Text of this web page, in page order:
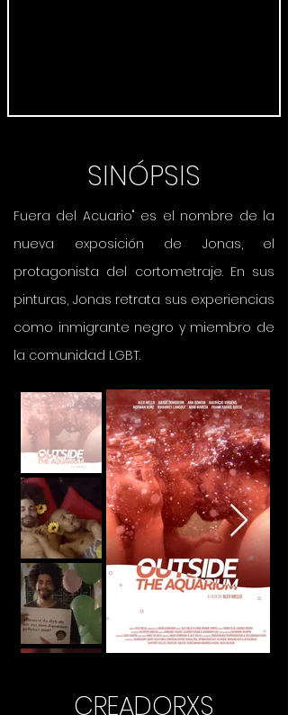
SINÓPSIS
Fuera del Acuario" es el nombre de la
nueva exposición de Jonas, el
protagonista del cortometraje. En sus
pinturas, Jonas retrata sus experiencias
como inmigrante negro y miembro de
la comunidad LGBT.
CREADORXS